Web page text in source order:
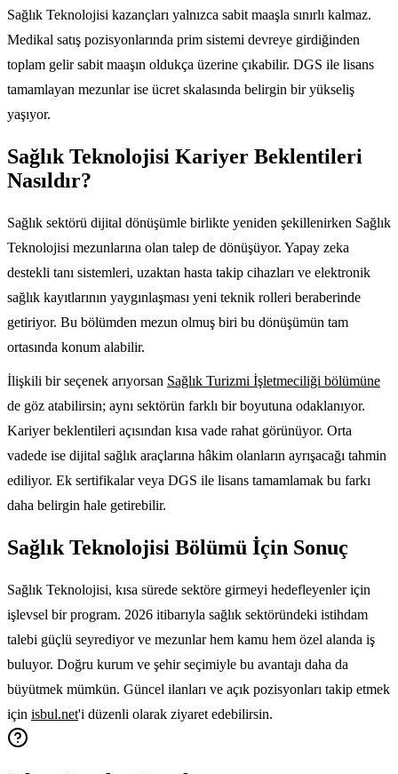
Sağlık Teknolojisi kazançları yalnızca sabit maaşla sınırlı kalmaz.
Medikal satış pozisyonlarında prim sistemi devreye girdiğinden
toplam gelir sabit maaşın oldukça üzerine çıkabilir. DGS ile lisans
tamamlayan mezunlar ise ücret skalasında belirgin bir yükseliş
yaşıyor.
Sağlık Teknolojisi Kariyer Beklentileri
Nasıldır?
Sağlık sektörü dijital dönüşümle birlikte yeniden şekillenirken Sağlık
Teknolojisi mezunlarına olan talep de dönüşüyor. Yapay zeka
destekli tanı sistemleri, uzaktan hasta takip cihazları ve elektronik
sağlık kayıtlarının yaygınlaşması yeni teknik rolleri beraberinde
getiriyor. Bu bölümden mezun olmuş biri bu dönüşümün tam
ortasında konum alabilir.
İlişkili bir seçenek arıyorsan Sağlık Turizmi İşletmeciliği bölümüne
de göz atabilirsin; aynı sektörün farklı bir boyutuna odaklanıyor.
Kariyer beklentileri açısından kısa vade rahat görünüyor. Orta
vadede ise dijital sağlık araçlarına hâkim olanların ayrışacağı tahmin
ediliyor. Ek sertifikalar veya DGS ile lisans tamamlamak bu farkı
daha belirgin hale getirebilir.
Sağlık Teknolojisi Bölümü İçin Sonuç
Sağlık Teknolojisi, kısa sürede sektöre girmeyi hedefleyenler için
işlevsel bir program. 2026 itibarıyla sağlık sektöründeki istihdam
talebi güçlü seyrediyor ve mezunlar hem kamu hem özel alanda iş
buluyor. Doğru kurum ve şehir seçimiyle bu avantajı daha da
büyütmek mümkün. Güncel ilanları ve açık pozisyonları takip etmek
için isbul.net'i düzenli olarak ziyaret edebilirsin.